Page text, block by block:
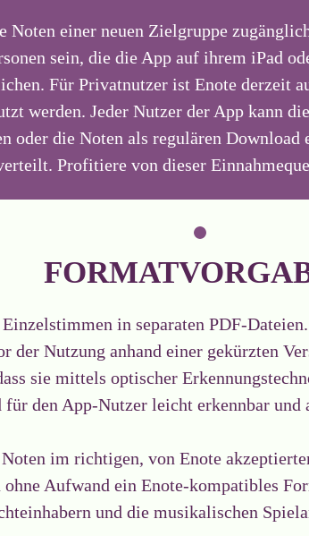
einer neuen Zielgruppe
sein, die die App auf ihrem iPad
Für Privatnutzer ist Enote derzeit
werden. Jeder Nutzer der App kann
oder die Noten als regulären
Profitiere von dieser
in separaten PDF-
der Nutzung anhand einer gekürzten
sie mittels optischer
den App-Nutzer leicht erkennbar
im richtigen, von Enote
Aufwand ein Enote-kompatibles
und die musikalischen